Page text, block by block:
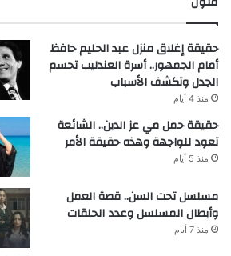
حقيقة إغلاق منزل عبد الحليم حافظ
أمام الجمهور.. أسرة العندليب تحسم
الجدل وتكشف الأسباب
منذ 4 أيام
حقيقة حمل مي عز الدين.. الشائعة
تعود للواجهة وهذه حقيقة الأمر
منذ 5 أيام
مسلسل تحت السن.. قصة العمل
وأبطال المسلسل وعدد الحلقات
منذ 7 أيام